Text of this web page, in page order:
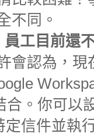
不同。
工目前還
會認為，
合。你可以
定信件並執